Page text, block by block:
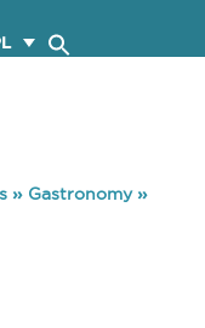
» Gastronomy»